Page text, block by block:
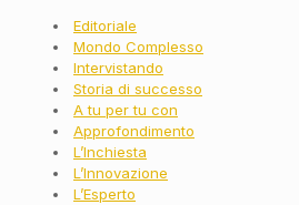
Editoriale
Mondo Complesso
Intervistando
Storia di successo
A tu per tu con
Approfondimento
L’Inchiesta
L’Innovazione
L’Esperto